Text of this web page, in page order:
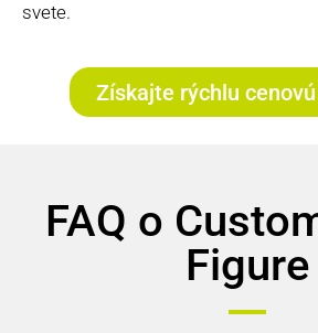
svete.
Získajte rýchlu
FAQ o
Figure